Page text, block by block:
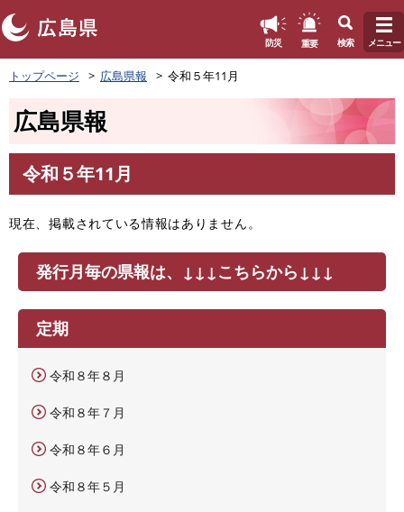
ペ
ー
頭
す
。
防災 重要 検索 メニュー
トップページ 広島県報 令和５年11月
広島県報
文
令和５年11月
現在、掲載されている情報はありません。
発行月毎の県報は、↓↓↓こちらから↓↓↓
定期
令和８年８月
令和８年７月
令和８年６月
令和８年５月